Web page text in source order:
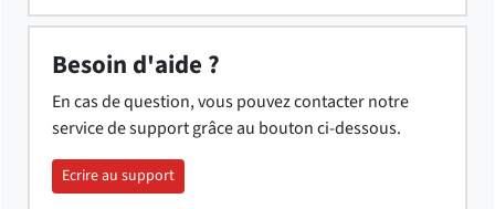
Besoin d'aide ?
En cas de question, vous pouvez contacter notre
service de support grâce au bouton ci-dessous.
Ecrire au support